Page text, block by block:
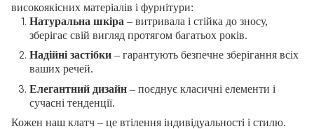
високоякісних матеріалів і фурнітури:
Натуральна шкіра – витривала і стійка до зносу,
зберігає свій вигляд протягом багатьох років.
Надійні застібки – гарантують безпечне зберігання всіх
ваших речей.
Елегантний дизайн – поєднує класичні елементи і
сучасні тенденції.
Кожен наш клатч – це втілення індивідуальності і стилю.